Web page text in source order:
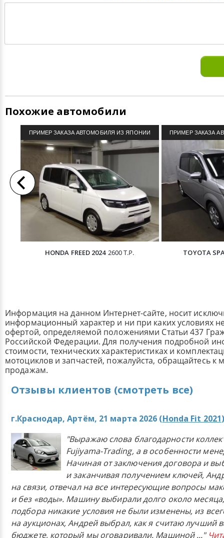
Похожие автомобили
ПРИМЕР ЗАКАЗА АВТОМОБИЛЯ ИЗ ЯПОНИИ
HONDA FREED 2024 2600 Т.Р.
ПРИМЕР ЗАКАЗА
TOYOTA
Информация на данном Интернет-сайте, носит
информационный характер и ни при каких условиях
офертой, определяемой положениями Статьи 437
Российской Федерации. Для получения подробной
стоимости, технических характеристиках и
мотоциклов и запчастей, пожалуйста, обращайтесь к
продажам.
Отзывы клиентов (смотреть все)
г.Краснодар, Артём, 21 марта 2026 (Honda Fit 2021
"Выражаю слова благодарности
Fujiyama-Trading, а в особенности
Начиная от заключения договора и
и заканчивая получением ключей,
на связи, отвечал на все интересующие вопросы
и без «воды». Машину выбирали долго около
подбора никакие условия не были изменены, из
на аукционах, Андрей выбрал, как я считаю лучший
бюджете, который мы оговаривали. Машиной..."